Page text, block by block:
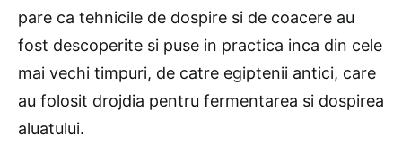
pare ca tehnicile de dospire si de coacere au
fost descoperite si puse in practica inca din cele
mai vechi timpuri, de catre egiptenii antici, care
au folosit drojdia pentru fermentarea si dospirea
aluatului.